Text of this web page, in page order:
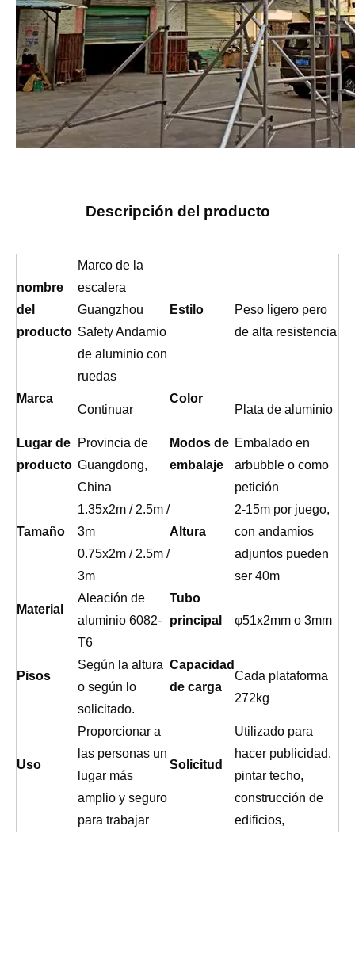
Descripción del producto
nombre
del
producto
Marco de la
escalera
Guangzhou
Safety Andamio
de aluminio con
ruedas
Estilo
Peso ligero pero
de alta resistencia
Marca
Continuar
Color
Plata de aluminio
Lugar de
producto
Provincia de
Guangdong,
China
Modos de
embalaje
Embalado en
arbubble o como
petición
Tamaño
1.35x2m / 2.5m /
3m
0.75x2m / 2.5m /
3m
Altura
2-15m por juego,
con andamios
adjuntos pueden
ser 40m
Material
Aleación de
aluminio 6082-
T6
Tubo
principal
φ51x2mm o 3mm
Pisos
Según la altura
o según lo
solicitado.
Capacidad
de carga
Cada plataforma
272kg
Uso
Proporcionar a
las personas un
lugar más
amplio y seguro
para trabajar
Solicitud
Utilizado para
hacer publicidad,
pintar techo,
construcción de
edificios,